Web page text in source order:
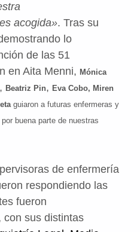
acogida». Tras su
lo
de las 51
en Aita Menni, Mónica
Beatriz Pin, Eva Cobo, Miren
guiaron a futuras enfermeras y
buena parte de nuestras
de enfermería
respondiendo las
fueron
con sus distintas